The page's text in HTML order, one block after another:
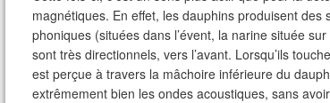
magnétiques. En effet, les dauphins produisent
phoniques (situées dans l’évent, la narine située
sont très directionnels, vers l’avant. Lorsqu’ils
est perçue à travers la mâchoire inférieure du
extrêmement bien les ondes acoustiques, sans